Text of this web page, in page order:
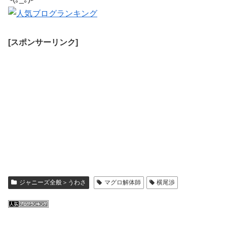
[スポンサーリンク]
ジャニーズ全般＞うわさ マグロ解体師 横尾渉